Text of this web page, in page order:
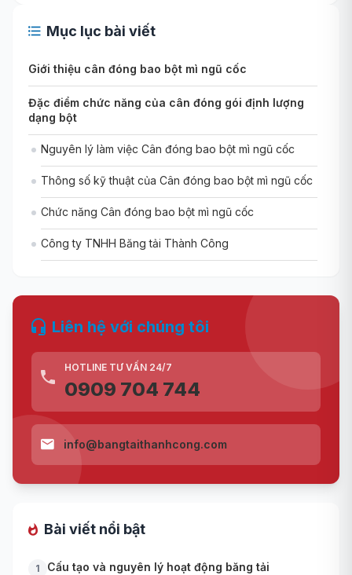
Mục lục bài viết
Giới thiệu cân đóng bao bột mì ngũ cốc
Đặc điểm chức năng của cân đóng gói định lượng
dạng bột
Nguyên lý làm việc Cân đóng bao bột mì ngũ cốc
Thông số kỹ thuật của Cân đóng bao bột mì ngũ cốc
Chức năng Cân đóng bao bột mì ngũ cốc
Công ty TNHH Băng tải Thành Công
Liên hệ với chúng tôi
HOTLINE TƯ VẤN 24/7
0909 704 744
info@bangtaithanhcong.com
Bài viết nổi bật
1 Cấu tạo và nguyên lý hoạt động băng tải